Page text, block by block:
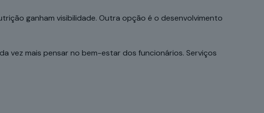
ganham visibilidade. Outra opção é o desenvolvimento
vez mais pensar no bem-estar dos funcionários. Serviços